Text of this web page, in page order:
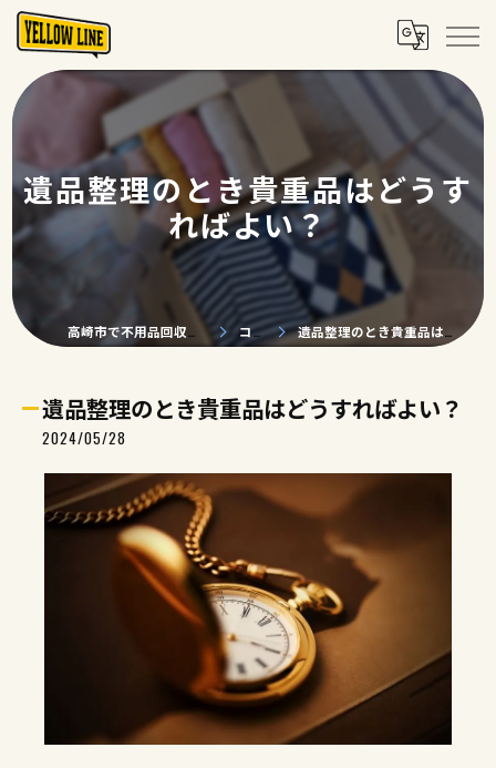
遺品整理のとき貴重品はどうす
ればよい？
コラム 遺品整理のとき貴重品はどうすればよい？
遺品整理のとき貴重品はどうすればよい？
2024/05/28